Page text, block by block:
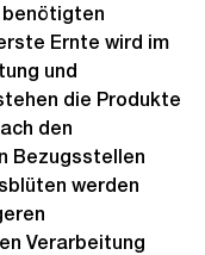
benötigten
Ernte wird im
und
die Produkte
den
Bezugsstellen
werden
Verarbeitung